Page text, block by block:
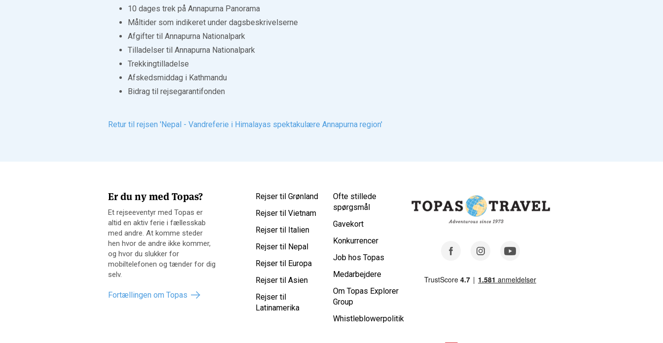
10 dages trek på Annapurna Panorama
Måltider som indikeret under dagsbeskrivelserne
Afgifter til Annapurna Nationalpark
Tilladelser til Annapurna Nationalpark
Trekkingtilladelse
Afskedsmiddag i Kathmandu
Bidrag til rejsegarantifonden
Retur til rejsen 'Nepal - Vandreferie i Himalayas spektakulære Annapurna region'
Er du ny med Topas?
Et rejseeventyr med Topas er
altid en aktiv ferie i fællesskab
med andre. At komme steder
hen hvor de andre ikke kommer,
og hvor du slukker for
mobiltelefonen og tænder for dig
selv.
Fortællingen om Topas
Rejser til Grønland
Rejser til Vietnam
Rejser til Italien
Rejser til Nepal
Rejser til Europa
Rejser til Asien
Rejser til
Latinamerika
Ofte stillede
spørgsmål
Gavekort
Konkurrencer
Job hos Topas
Medarbejdere
Om Topas Explorer
Group
Whistleblowerpolitik
Facebook Instagram